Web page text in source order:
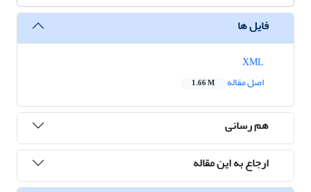
فایل ها
اصل مقاله
1.66 M
هم رسانی
ارجاع به این مقاله